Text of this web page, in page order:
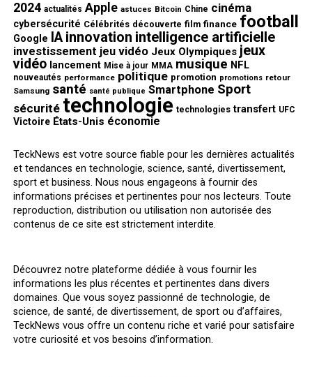
2024 actualités Apple astuces Bitcoin Chine cinéma
cybersécurité Célébrités découverte film finance football
Google IA innovation intelligence artificielle
investissement jeu vidéo Jeux Olympiques jeux
vidéo lancement Mise à jour MMA musique NFL
nouveautés performance politique promotion promotions retour
Samsung santé santé publique Smartphone Sport
sécurité technologie technologies transfert UFC
Victoire États-Unis économie
TeckNews est votre source fiable pour les dernières actualités
et tendances en technologie, science, santé, divertissement,
sport et business. Nous nous engageons à fournir des
informations précises et pertinentes pour nos lecteurs. Toute
reproduction, distribution ou utilisation non autorisée des
contenus de ce site est strictement interdite.
Découvrez notre plateforme dédiée à vous fournir les
informations les plus récentes et pertinentes dans divers
domaines. Que vous soyez passionné de technologie, de
science, de santé, de divertissement, de sport ou d’affaires,
TeckNews vous offre un contenu riche et varié pour satisfaire
votre curiosité et vos besoins d’information.